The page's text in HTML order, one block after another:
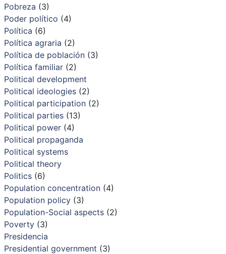
Pobreza (3)
Poder político (4)
Política (6)
Política agraria (2)
Política de población(3)
Política familiar(2)
Political development
Political ideologies(2)
Political participation(2)
Political parties(13)
Political power(4)
Political propaganda
Political systems
Political theory
Politics(6)
Population concentration(4)
Population policy(3)
Population-Social aspects(2)
Poverty(3)
Presidencia
Presidential government (3)